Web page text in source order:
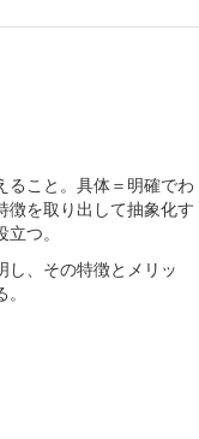
ること。具体＝明確でわ
徴を取り出して抽象化す
つ。
、その特徴とメリッ